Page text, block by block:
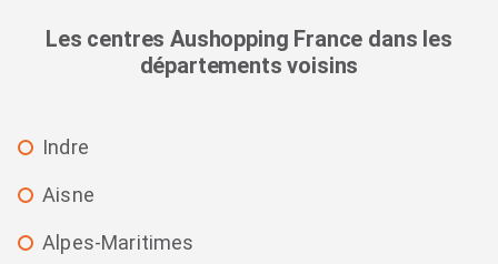
Les centres Aushopping France dans les
départements voisins
Indre
Aisne
Alpes-Maritimes